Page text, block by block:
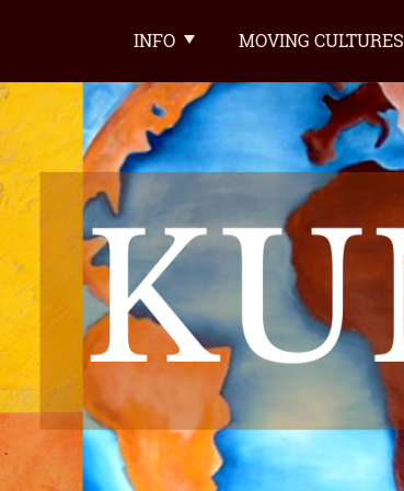
INFO MOVING CULTURES